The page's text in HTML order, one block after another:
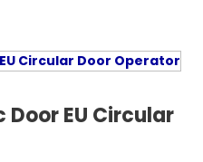
EU Circular